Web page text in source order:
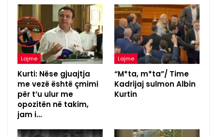
Lajme
Kurti: Nëse gjuajtja
me vezë është çmimi
për t’u ulur me
opozitën në takim,
jam i…
Lajme
“M*ta, m*ta”/ Time
Kadrijaj sulmon Albin
Kurtin